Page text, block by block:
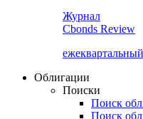
Cbonds Review